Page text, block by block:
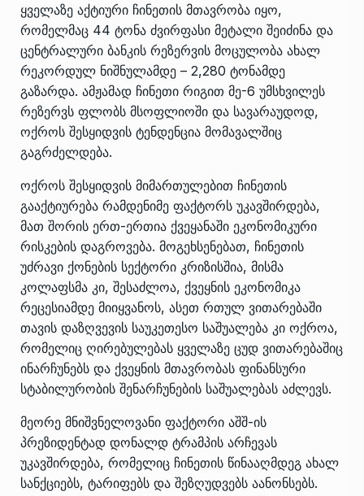
ყველაზე აქტიური ჩინეთის მთავრობა იყო,
რომელმაც 44 ტონა ძვირფასი მეტალი შეიძინა და
ცენტრალური ბანკის რეზერვის მოცულობა ახალ
რეკორდულ ნიშნულამდე – 2,280 ტონამდე
გაზარდა. ამჟამად ჩინეთი რიგით მე-6 უმსხვილეს
რეზერვს ფლობს მსოფლიოში და სავარაუდოდ,
ოქროს შესყიდვის ტენდენცია მომავალშიც
გაგრძელდება.
ოქროს შესყიდვის მიმართულებით ჩინეთის
გააქტიურება რამდენიმე ფაქტორს უკავშირდება,
მათ შორის ერთ-ერთია ქვეყანაში ეკონომიკური
რისკების დაგროვება. მოგეხსენებათ, ჩინეთის
უძრავი ქონების სექტორი კრიზისშია, მისმა
კოლაფსმა კი, შესაძლოა, ქვეყნის ეკონომიკა
რეცესიამდე მიიყვანოს, ასეთ რთულ ვითარებაში
თავის დაზღვევის საუკეთესო საშუალება კი ოქროა,
რომელიც ღირებულებას ყველაზე ცუდ ვითარებაშიც
ინარჩუნებს და ქვეყნის მთავრობას ფინანსური
სტაბილურობის შენარჩუნების საშუალებას აძლევს.
მეორე მნიშვნელოვანი ფაქტორი აშშ-ის
პრეზიდენტად დონალდ ტრამპის არჩევას
უკავშირდება, რომელიც ჩინეთის წინააღმდეგ ახალ
სანქციებს, ტარიფებს და შეზღუდვებს აანონსებს.